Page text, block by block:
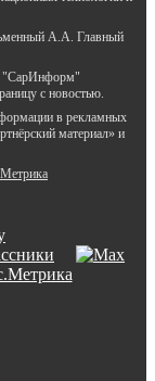
А.А. Главный
"СарИнформ"
с новостью.
в рекламных
материал» и